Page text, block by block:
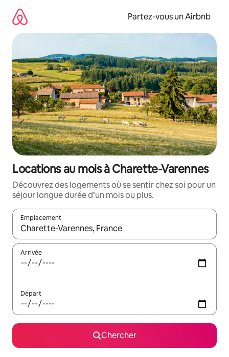
directement
contenu
Partez-vous un Airbnb
Locations au mois à Charette-Varennes
Découvrez des logements où se sentir chez soi pour un
séjour longue durée d’un mois ou plus.
Emplacement
Quand les résultats sont affichés, parcourez-les en utilisant
Arrivée
Départ
Chercher